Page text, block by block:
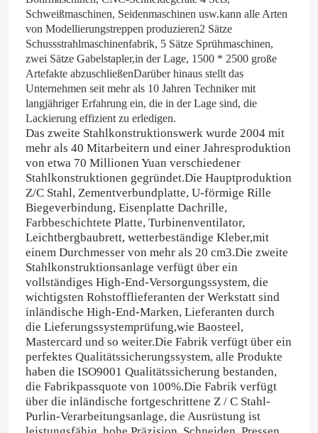
Schweißmaschinen, Seidenmaschinen usw.kann alle Arten
von Modellierungstreppen produzieren2 Sätze
Schussstrahlmaschinenfabrik, 5 Sätze Sprühmaschinen,
zwei Sätze Gabelstapler,in der Lage, 1500 * 2500 große
Artefakte abzuschließenDarüber hinaus stellt das
Unternehmen seit mehr als 10 Jahren Techniker mit
langjähriger Erfahrung ein, die in der Lage sind, die
Lackierung effizient zu erledigen.
Das zweite Stahlkonstruktionswerk wurde 2004 mit
mehr als 40 Mitarbeitern und einer Jahresproduktion
von etwa 70 Millionen Yuan verschiedener
Stahlkonstruktionen gegründet.Die Hauptproduktion
Z/C Stahl, Zementverbundplatte, U-förmige Rille
Biegeverbindung, Eisenplatte Dachrille,
Farbbeschichtete Platte, Turbinenventilator,
Leichtbergbaubrett, wetterbeständige Kleber,mit
einem Durchmesser von mehr als 20 cm3.Die zweite
Stahlkonstruktionsanlage verfügt über ein
vollständiges High-End-Versorgungssystem, die
wichtigsten Rohstofflieferanten der Werkstatt sind
inländische High-End-Marken, Lieferanten durch
die Lieferungssystemprüfung,wie Baosteel,
Mastercard und so weiter.Die Fabrik verfügt über ein
perfektes Qualitätssicherungssystem, alle Produkte
haben die ISO9001 Qualitätssicherung bestanden,
die Fabrikpassquote von 100%.Die Fabrik verfügt
über die inländische fortgeschrittene Z / C Stahl-
Purlin-Verarbeitungsanlage, die Ausrüstung ist